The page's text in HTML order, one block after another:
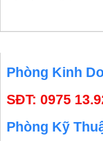
Phòng Kinh
SĐT: 0975
Phòng Kỹ